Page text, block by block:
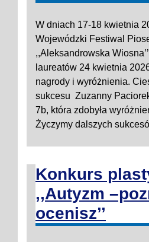
W dniach 17-18 kwietnia
Wojewódzki Festiwal
,,Aleksandrowska
laureatów 24 kwietnia
nagrody i wyróżnienia.
sukcesu Zuzanny
7b, która zdobyła
Życzymy dalszych
Konkurs
,,Autyzm
ocenisz’’